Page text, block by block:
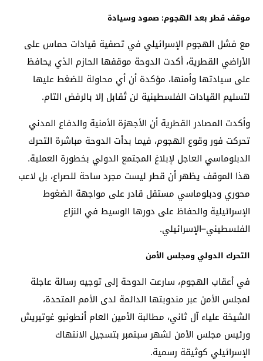
موقف قطر بعد الهجوم: صمود وسيادة
مع فشل الهجوم الإسرائيلي في تصفية قيادات حماس على
الأراضي القطرية، أكدت الدوحة موقفها الحازم الذي يحافظ
على سيادتها وأمنها، مؤكدة أن أي محاولة للضغط عليها
لتسليم القيادات الفلسطينية لن تُقابل إلا بالرفض التام.
وأكدت المصادر القطرية أن الأجهزة الأمنية والدفاع المدني
تحركت فور وقوع الهجوم، فيما بدأت الدوحة مباشرة التحرك
الدبلوماسي العاجل لإبلاغ المجتمع الدولي بخطورة العملية.
هذا الموقف يظهر أن قطر ليست مجرد ساحة للصراع، بل لاعب
محوري ودبلوماسي مستقل قادر على مواجهة الضغوط
الإسرائيلية والحفاظ على دورها الوسيط في النزاع
الفلسطيني–الإسرائيلي.
التحرك الدولي ومجلس الأمن
في أعقاب الهجوم، سارعت الدوحة إلى توجيه رسالة عاجلة
لمجلس الأمن عبر مندوبتها الدائمة لدى الأمم المتحدة،
الشيخة علياء آل ثاني، مطالبة الأمين العام أنطونيو غوتيريش
ورئيس مجلس الأمن لشهر سبتمبر بتسجيل الانتهاك
الإسرائيلي كوثيقة رسمية.